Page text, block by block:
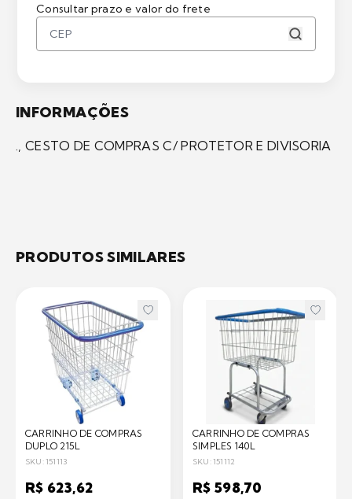
Consultar prazo e valor do frete
INFORMAÇÕES
., CESTO DE COMPRAS C/ PROTETOR E DIVISORIA
PRODUTOS SIMILARES
CARRINHO DE COMPRAS
DUPLO 215L
SKU: 151113
R$ 623,62
CARRINHO DE COMPRAS
SIMPLES 140L
SKU: 151112
R$ 598,70